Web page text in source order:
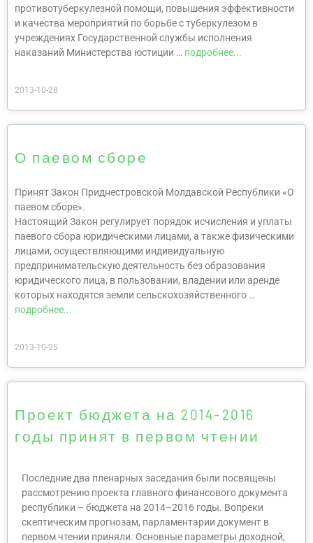
противотуберкулезной помощи, повышения эффективности
и качества мероприятий по борьбе с туберкулезом в
учреждениях Государственной службы исполнения
наказаний Министерства юстиции … подробнее...
2013-10-28
О паевом сборе
Принят Закон Приднестровской Молдавской Республики «О
паевом сборе».
Настоящий Закон регулирует порядок исчисления и уплаты
паевого сбора юридическими лицами, а также физическими
лицами, осуществляющими индивидуальную
предпринимательскую деятельность без образования
юридического лица, в пользовании, владении или аренде
которых находятся земли сельскохозяйственного …
подробнее...
2013-10-25
Проект бюджета на 2014–2016
годы принят в первом чтении
Последние два пленарных заседания были посвящены
рассмотрению проекта главного финансового документа
республики – бюджета на 2014–2016 годы. Вопреки
скептическим прогнозам, парламентарии документ в
первом чтении приняли. Основные параметры доходной,